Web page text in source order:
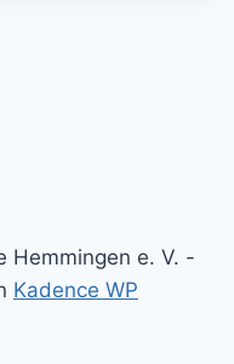
Hemmingen e. V. -
Kadence WP